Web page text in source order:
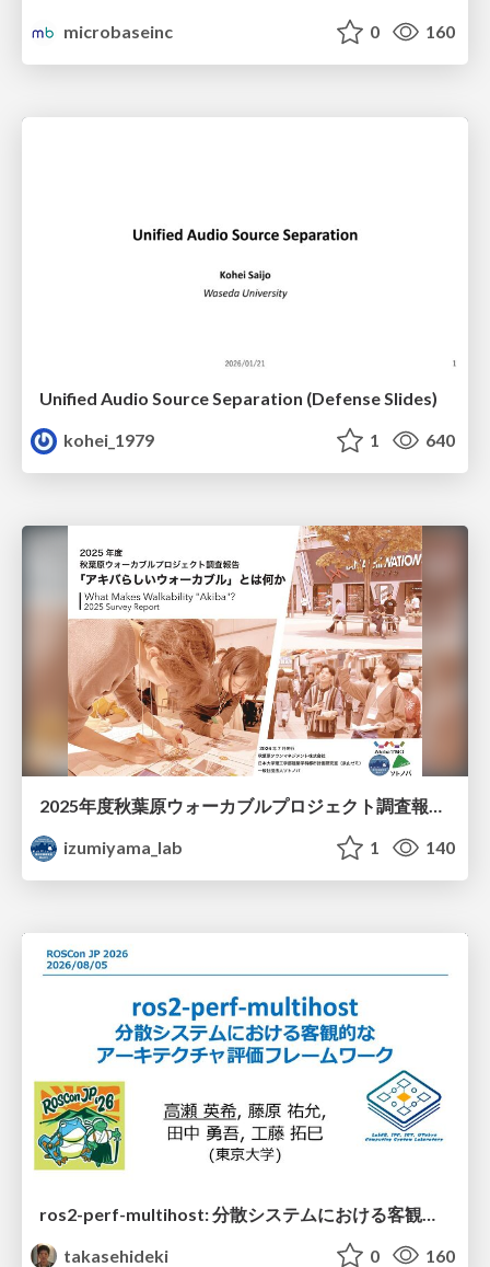
microbaseinc
0 160
Unified Audio Source Separation (Defense Slides)
kohei_1979
1 640
2025年度秋葉原ウォーカブルプロジェクト調査報告 「アキバらしいウォーカブル」とは何か
izumiyama_lab
1 140
takasehideki
0 160